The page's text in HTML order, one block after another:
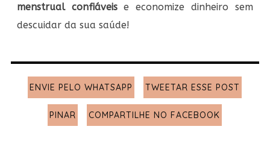
menstrual confiáveise economize dinheiro sem
descuidar da sua saúde!
ENVIE PELO WHATSAPP TWEETAR ESSE POST
PINAR COMPARTILHE NO FACEBOOK